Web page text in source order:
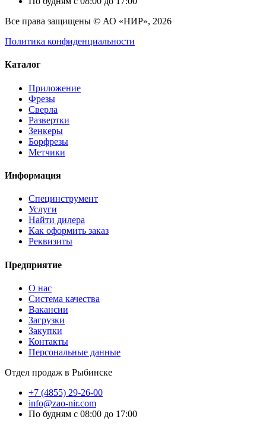
Все права защищены © АО «НИР», 2026
Политика конфиденциальности
Каталог
Приложение
Фрезы
Сверла
Развертки
Зенкеры
Борфрезы
Метчики
Информация
Специнструмент
Услуги
Найти дилера
Как оформить заказ
Реквизиты
Предприятие
О нас
Система качества
Вакансии
Загрузки
Закупки
Контакты
Персональные данные
Отдел продаж в Рыбинске
+7 (4855) 29-26-00
info@zao-nir.com
По будням с 08:00 до 17:00